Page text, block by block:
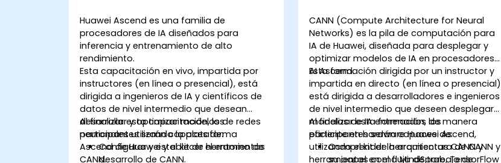
Huawei Ascend es una familia de
procesadores de IA diseñados para
inferencia y entrenamiento de alto
rendimiento.
Esta capacitación en vivo, impartida por
instructores (en línea o presencial), está
dirigida a ingenieros de IA y científicos de
datos de nivel intermedio que desean
desarrollar y optimizar modelos de redes
neuronales utilizando la plataforma
Ascend de Huawei y el kit de herramientas
CANN.
Al finalizar esta capacitación, los
participantes serán capaces de:
Configurar y establecer el entorno de
desarrollo de CANN.
CANN (Compute Architecture for Neural
Networks) es la pila de computación para
IA de Huawei, diseñada para desplegar y
optimizar modelos de IA en procesadores
AI Ascend.
Esta formación dirigida por un instructor y
impartida en directo (en línea o presencial)
está dirigida a desarrolladores e ingenieros
de nivel intermedio que deseen desplegar
modelos de IA entrenados de manera
eficiente en hardware Huawei Ascend,
utilizando el kit de herramientas CANN y
herramientas como MindSpore, TensorFlow
Al finalizar esta formación, los
participantes serán capaces de:
Comprender la arquitectura de CANN y
su papel en el flujo de trabajo de